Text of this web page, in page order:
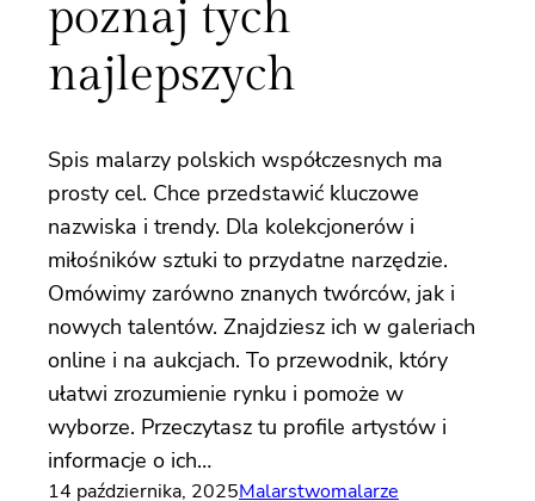
poznaj tych
najlepszych
Spis malarzy polskich współczesnych ma
prosty cel. Chce przedstawić kluczowe
nazwiska i trendy. Dla kolekcjonerów i
miłośników sztuki to przydatne narzędzie.
Omówimy zarówno znanych twórców, jak i
nowych talentów. Znajdziesz ich w galeriach
online i na aukcjach. To przewodnik, który
ułatwi zrozumienie rynku i pomoże w
wyborze. Przeczytasz tu profile artystów i
informacje o ich…
14 października, 2025Malarstwomalarze